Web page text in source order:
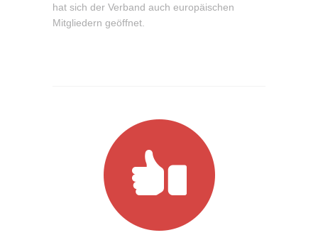
hat sich der Verband auch europäischen
Mitgliedern geöffnet.